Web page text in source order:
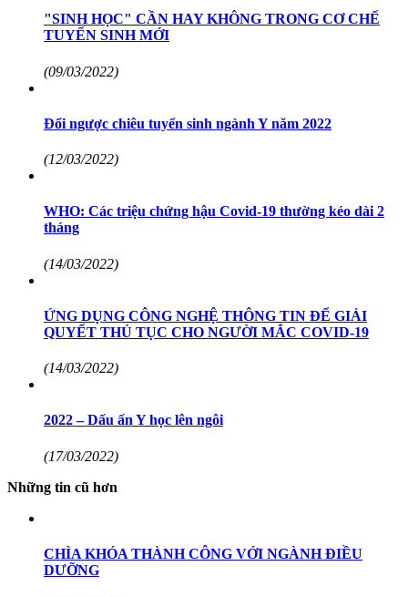
"SINH HỌC" CẦN HAY KHÔNG TRONG CƠ CHẾ
TUYỂN SINH MỚI
(09/03/2022)
Đổi ngược chiêu tuyển sinh ngành Y năm 2022
(12/03/2022)
WHO: Các triệu chứng hậu Covid-19 thường kéo dài 2
tháng
(14/03/2022)
ỨNG DỤNG CÔNG NGHỆ THÔNG TIN ĐỂ GIẢI
QUYẾT THỦ TỤC CHO NGƯỜI MẮC COVID-19
(14/03/2022)
2022 – Dấu ấn Y học lên ngôi
(17/03/2022)
Những tin cũ hơn
CHÌA KHÓA THÀNH CÔNG VỚI NGÀNH ĐIỀU
DƯỠNG